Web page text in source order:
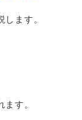
ます。
す。